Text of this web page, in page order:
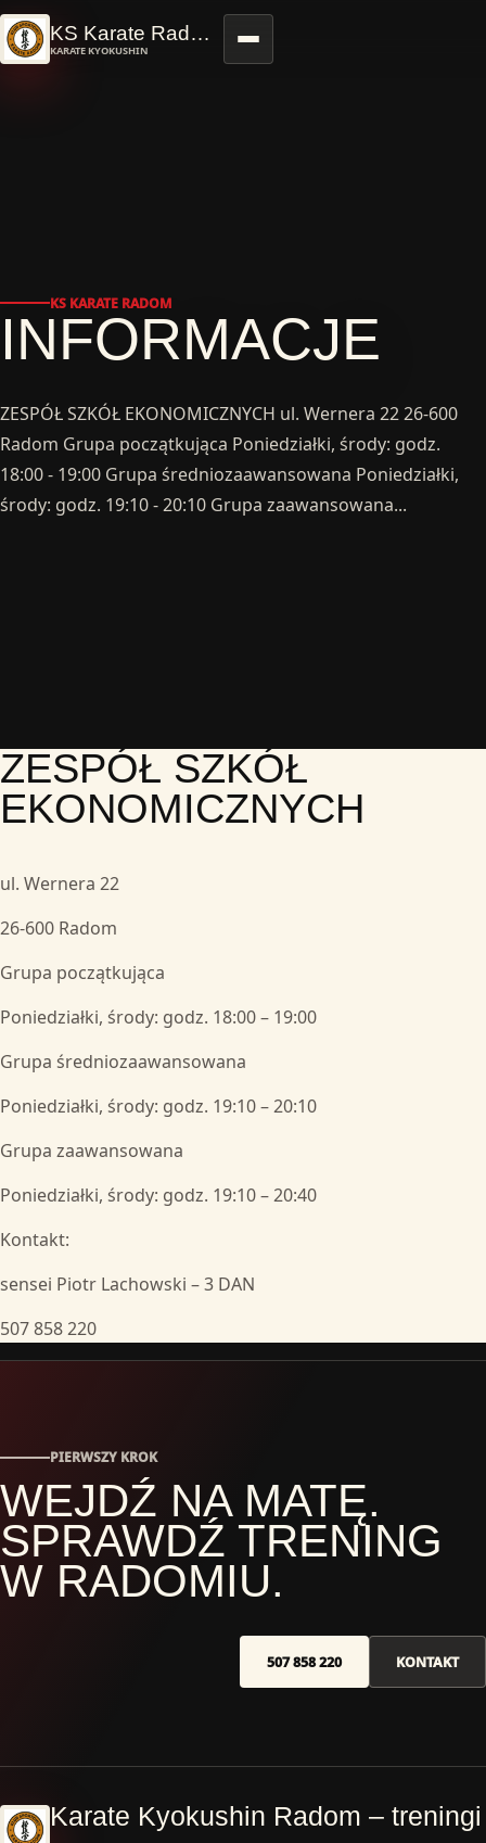
Przejdź do treści
KS Karate Radom
KARATE KYOKUSHIN
KS KARATE RADOM
INFORMACJE
ZESPÓŁ SZKÓŁ EKONOMICZNYCH ul. Wernera 22 26-600
Radom Grupa początkująca Poniedziałki, środy: godz.
18:00 - 19:00 Grupa średniozaawansowana Poniedziałki,
środy: godz. 19:10 - 20:10 Grupa zaawansowana...
ZESPÓŁ SZKÓŁ
EKONOMICZNYCH
ul. Wernera 22
26-600 Radom
Grupa początkująca
Poniedziałki, środy: godz. 18:00 – 19:00
Grupa średniozaawansowana
Poniedziałki, środy: godz. 19:10 – 20:10
Grupa zaawansowana
Poniedziałki, środy: godz. 19:10 – 20:40
Kontakt:
sensei Piotr Lachowski – 3 DAN
507 858 220
PIERWSZY KROK
WEJDŹ NA MATĘ.
SPRAWDŹ TRENING
W RADOMIU.
507 858 220 KONTAKT
Karate Kyokushin Radom –